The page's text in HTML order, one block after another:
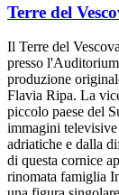
Terre del
Il Terre del
presso
produzione
Flavia Ripa. La
piccolo paese del
immagini
adriatiche e dalla
di questa cornice
rinomata famiglia